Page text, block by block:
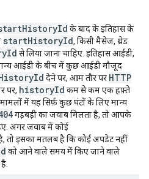
के बाद के इतिहास के
startHistoryId, किसी मैसेज, थ्रेड
से लिया जाना चाहिए. इतिहास आईडी,
आईडी के बीच में कुछ आईडी मौजूद
देने पर, आम तौर पर HTTP
पर, historyId कम से कम एक हफ़्ते
में यह सिर्फ़ कुछ घंटों के लिए मान्य
गड़बड़ी का जवाब मिलता है, तो आपके
अगर जवाब में कोई
तो इसका मतलब है कि कोई अपडेट नहीं
को आने वाले समय में किए जाने वाले